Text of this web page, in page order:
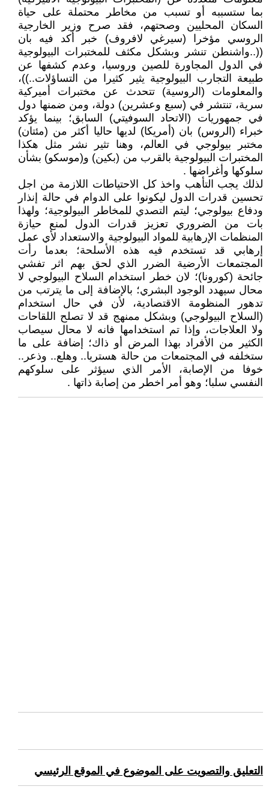
بما ستسببه أو تسبب من مخاطر محتملة على حياة
السكان المحليين وصحتهم، فقد صرح وزير الخارجية
الروسي مؤخرا (سيرغي لافروف) خبر أكد فيه بان
((..واشنطن تنشر وبشكل مكثف للمختبرات البيولوجية
في الدول المجاورة للصين وروسيا، وعدم كشفها عن
طبيعة التجارب البيولوجية يثير كثيرا من التساؤلات..))،
والمعلومات (الروسية) تتحدث عن مختبرات أميركية
سرية، تنتشر في (سبع وعشرين) دولة، ومن ضمنها دول
في جمهوريات (الاتحاد السوفيتي) السابق؛ بينما يؤكد
خبراء (الروس) بان (أمريكا) لديها حاليا أكثر من (مئتان)
مختبر بيولوجي في العالم، وهنا تثير نشر مثل هكذا
المختبرات البيولوجية بالقرب من (بكين) و(موسكو) بشأن
سلوكها وأغراضها .
لذلك يجب التأهب واخذ كل الاحتياطات اللازمة من اجل
تحسين قدرات الدول ليكونوا على الدوام في حالة إنذار
ودفاع بيولوجي؛ ليتم التصدي للمخاطر البيولوجية؛ ولهذا
بات من الضروري تعزيز قدرات الدول لمنع حيازة
المنظمات الإرهابية للمواد البيولوجية والاستعداد لأي عمل
إرهابي قد تستخدم فيه هذه الأسلحة؛ بعدما رأت
المجتمعات الأرضية الضرر الذي لحق بهم اثر تفشي
جائحة (كورونا)؛ لان خطر استخدام السلاح البيولوجي لا
محال سيهدد الوجود البشري؛ بالإضافة إلى ما يترتب من
تدهور المنظومة الاقتصادية، لأن في حال استخدام
(السلاح البيولوجي) وبشكل ممنهج قد لا تصلح اللقاحات
ولا العلاجات، وإذا تم استخدامها فانه لا محال سيصاب
الكثير من الأفراد بهذا المرض أو ذاك؛ إضافة على ما
ستخلفه في المجتمعات من حالة هستريا.. وهلع.. وذعر..
خوفا من الإصابة، الأمر الذي سيؤثر على سلوكهم
النفسي سلبا؛ وهو أمر اخطر من إصابة ذاتها .
التعليق والتصويت على الموضوع في الموقع الرئيسي